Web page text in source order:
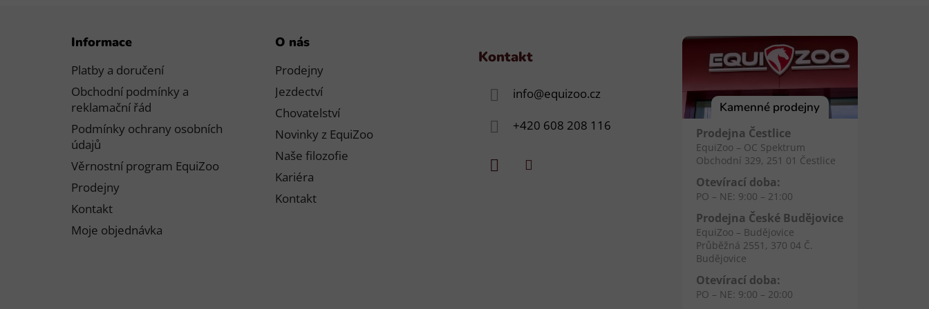
Informace
Platby a doručení
Obchodní podmínky a
reklamační řád
Podmínky ochrany osobních
údajů
Věrnostní program EquiZoo
Prodejny
Kontakt
Moje objednávka
O nás
Prodejny
Jezdectví
Chovatelství
Novinky z EquiZoo
Naše filozofie
Kariéra
Kontakt
Kontakt
info@equizoo.cz
+420 608 208 116
Kamenné prodejny
Prodejna Čestlice
EquiZoo – OC Spektrum
Obchodní 329, 251 01 Čestlice
Otevírací doba:
PO – NE: 9:00 – 21:00
Prodejna České Budějovice
EquiZoo – Budějovice
Průběžná 2551, 370 04 Č.
Budějovice
Otevírací doba:
PO – NE: 9:00 – 20:00